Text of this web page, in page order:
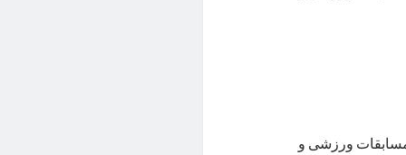
مسابقات ورزشی و